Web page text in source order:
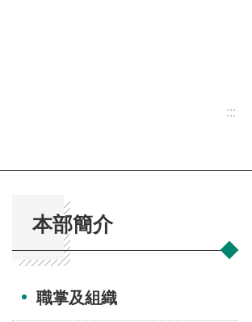
:::
本部簡介
職掌及組織